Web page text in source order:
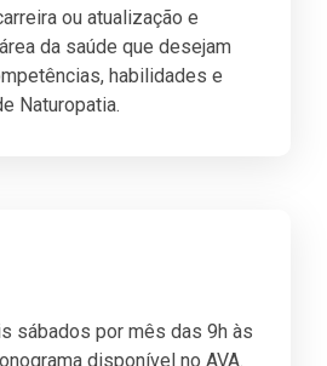
ou atualização e
da saúde que desejam
habilidades e
Naturopatia.
sábados por mês das 9h às
disponível no AVA.